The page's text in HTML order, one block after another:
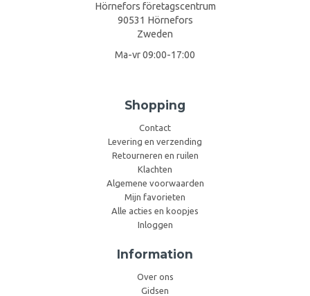
Hörnefors företagscentrum
90531 Hörnefors
Zweden
Ma-vr 09:00-17:00
Shopping
Contact
Levering en verzending
Retourneren en ruilen
Klachten
Algemene voorwaarden
Mijn favorieten
Alle acties en koopjes
Inloggen
Information
Over ons
Gidsen